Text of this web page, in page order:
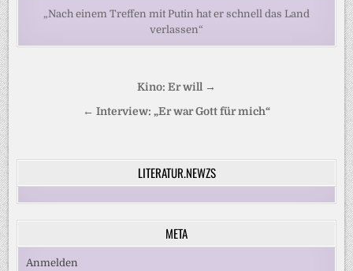
„Nach einem Treffen mit Putin hat er schnell das Land
verlassen“
Beitragsnavigation
Kino: Er will →
← Interview: „Er war Gott für mich“
LITERATUR.NEWZS
META
Anmelden